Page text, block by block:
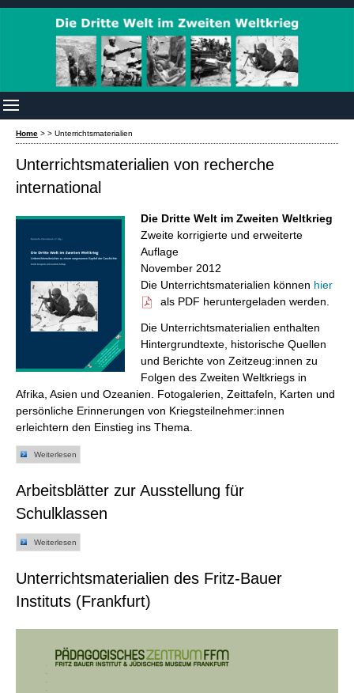
Home > > Unterrichtsmaterialien
Unterrichtsmaterialien von recherche
international
Die Dritte Welt im Zweiten Weltkrieg
Zweite korrigierte und erweiterte
Auflage
November 2012
Die Unterrichtsmaterialien können hier
als PDF heruntergeladen werden.
Die Unterrichtsmaterialien enthalten
Hintergrundtexte, historische Quellen
und Berichte von Zeitzeug:innen zu
Folgen des Zweiten Weltkriegs in
Afrika, Asien und Ozeanien. Fotogalerien, Zeittafeln, Karten und
persönliche Erinnerungen von Kriegsteilnehmer:innen
erleichtern den Einstieg ins Thema.
Weiterlesen
Arbeitsblätter zur Ausstellung für
Schulklassen
Weiterlesen
Unterrichtsmaterialien des Fritz-Bauer
Instituts (Frankfurt)